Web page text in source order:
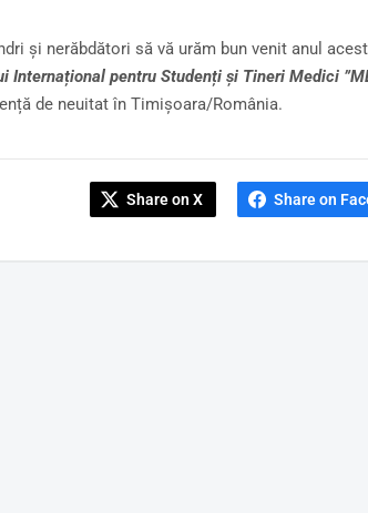
și nerăbdători să vă urăm bun venit anul
Internațional pentru Studenți și Tineri Medici
de neuitat în Timișoara/România.
Share on X Share on